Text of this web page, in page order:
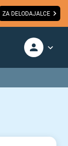
ZA DELODAJALCE